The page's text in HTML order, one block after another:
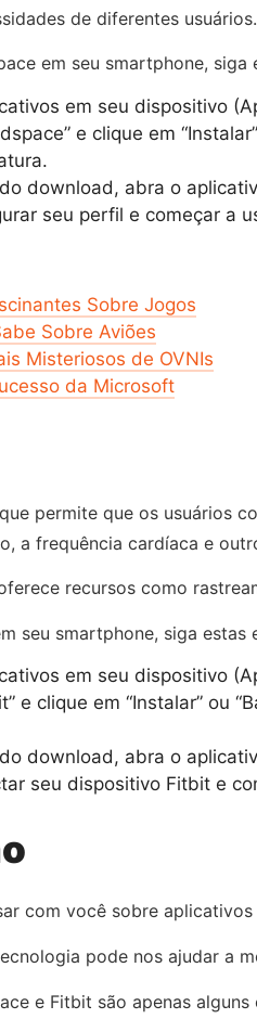
de diferentes usuários.
em seu smartphone, siga
em seu dispositivo
e clique em
download, abra o
seu perfil e começar a
Sobre Jogos
Sobre Aviões
Misteriosos de OVNIs
da Microsoft
permite que os usuários
a frequência cardíaca e
recursos como
seu smartphone, siga estas
em seu dispositivo
e clique em “Instalar” ou
download, abra o
seu dispositivo Fitbit e
com você sobre
pode nos ajudar a
e Fitbit são apenas